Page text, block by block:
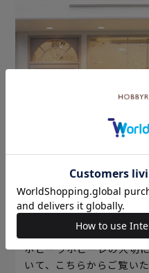
ホビーラホビーレに
ホビーラホビーレの大切
いて、こちらからご覧いた